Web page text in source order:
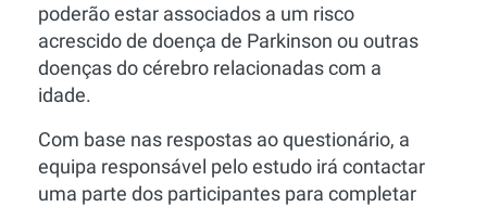
poderão estar associados a um risco
acrescido de doença de Parkinson ou outras
doenças do cérebro relacionadas com a
idade.
Com base nas respostas ao questionário, a
equipa responsável pelo estudo irá contactar
uma parte dos participantes para completar